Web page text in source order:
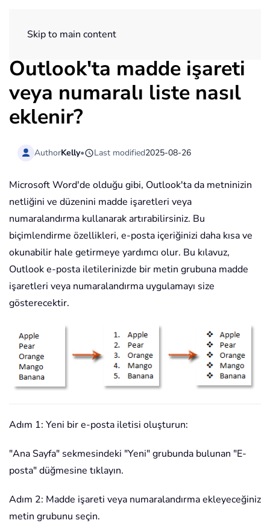
Skip to main content
Outlook'ta madde işareti
veya numaralı liste nasıl
eklenir?
AuthorKelly• Last modified2025-08-26
Microsoft Word'de olduğu gibi, Outlook'ta da metninizin
netliğini ve düzenini madde işaretleri veya
numaralandırma kullanarak artırabilirsiniz. Bu
biçimlendirme özellikleri, e-posta içeriğinizi daha kısa ve
okunabilir hale getirmeye yardımcı olur. Bu kılavuz,
Outlook e-posta iletilerinizde bir metin grubuna madde
işaretleri veya numaralandırma uygulamayı size
gösterecektir.
Adım 1: Yeni bir e-posta iletisi oluşturun:
"Ana Sayfa" sekmesindeki "Yeni" grubunda bulunan "E-
posta" düğmesine tıklayın.
Adım 2: Madde işareti veya numaralandırma ekleyeceğiniz
metin grubunu seçin.